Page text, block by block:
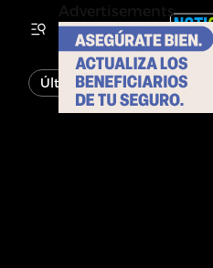
Última Hora Noticias
Advertisements